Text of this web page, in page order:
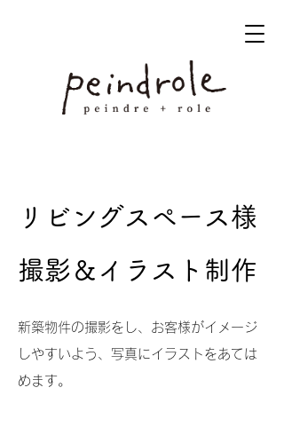
リビングスペース様
撮影＆イラスト制作
新築物件の撮影をし、お客様がイメージ
しやすいよう、写真にイラストをあては
めます。